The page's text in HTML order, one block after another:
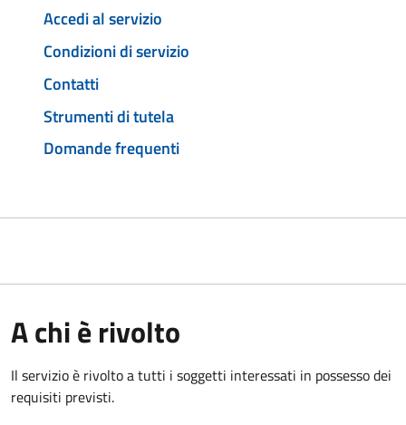
Accedi al servizio
Condizioni di servizio
Contatti
Strumenti di tutela
Domande frequenti
A chi è rivolto
Il servizio è rivolto a tutti i soggetti interessati in possesso dei
requisiti previsti.